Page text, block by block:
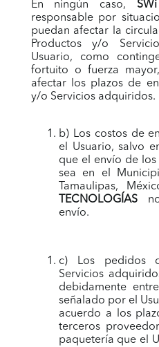
En ningún caso,
responsable por
puedan afectar la
Productos y/o
Usuario, como
fortuito o fuerza
afectar los plazos de
y/o Servicios adquiridos.
b) Los costos de
el Usuario, salvo
que el envío de
sea en el
Tamaulipas,
TECNOLOGÍASno
envío.
c) Los pedidos
Servicios
debidamente
señalado por el
acuerdo a los
terceros
paquetería que el